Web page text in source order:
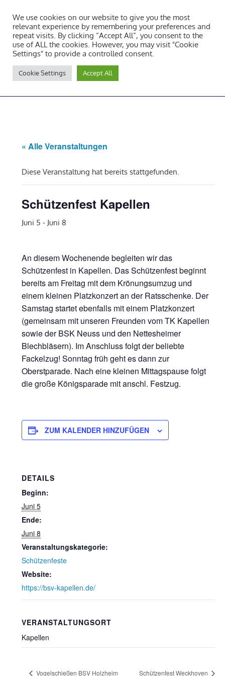
Inhalt
springenTambourcorps Concordia
Holzheim 1923
Tambourcorps
ConcordiaNAVIGATION
« Alle Veranstaltungen
Diese Veranstaltung hat bereits stattgefunden.
Schützenfest Kapellen
Juni 5 - Juni 8
An diesem Wochenende begleiten wir das
Schützenfest in Kapellen. Das Schützenfest beginnt
bereits am Freitag mit dem Krönungsumzug und
einem kleinen Platzkonzert an der Ratsschenke. Der
Samstag startet ebenfalls mit einem Platzkonzert
(gemeinsam mit unseren Freunden vom TK Kapellen
sowie der BSK Neuss und den Nettesheimer
Blechbläsern). Im Anschluss folgt der beliebte
Fackelzug! Sonntag früh geht es dann zur
Oberstparade. Nach eine kleinen Mittagspause folgt
die große Königsparade mit anschl. Festzug.
ZUM KALENDER HINZUFÜGEN
DETAILS
Beginn:
Juni 5
Ende:
Juni 8
Veranstaltungskategorie:
Schützenfeste
Website:
https://bsv-kapellen.de/
VERANSTALTUNGSORT
Kapellen
Vogelschießen BSV Holzheim Schützenfest Weckhoven
We use cookies on our website to give you the most
relevant experience by remembering your preferences and
repeat visits. By clicking “Accept All”, you consent to the
use of ALL the cookies. However, you may visit "Cookie
Settings" to provide a controlled consent.
Cookie Settings Accept All